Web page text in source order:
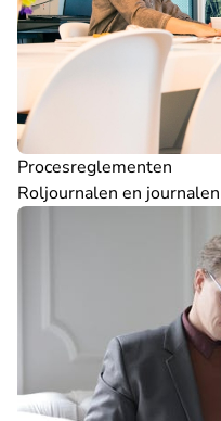
Procesreglementen
Roljournalen en journalen